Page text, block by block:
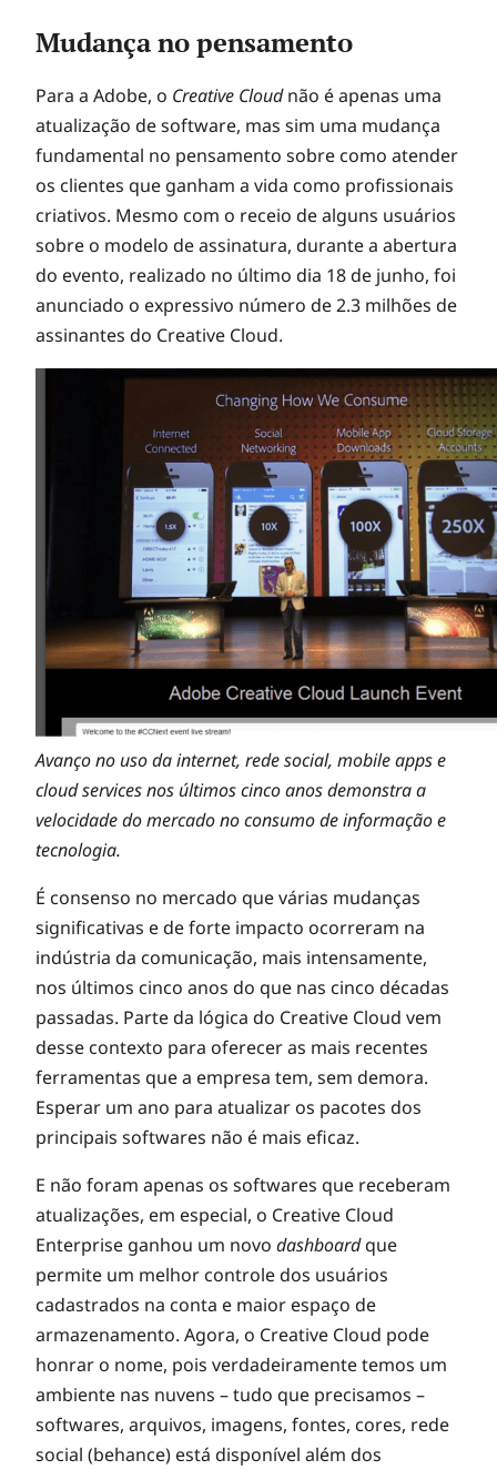
Mudança no pensamento
Para a Adobe, o Creative Cloudnão é apenas uma
atualização de software, mas sim uma mudança
fundamental no pensamento sobre como atender
os clientes que ganham a vida como profissionais
criativos. Mesmo com o receio de alguns usuários
sobre o modelo de assinatura, durante a abertura
do evento, realizado no último dia 18 de junho, foi
anunciado o expressivo número de 2.3 milhões de
assinantes do Creative Cloud.
Avanço no uso da internet, rede social, mobile apps e
cloud services nos últimos cinco anos demonstra a
velocidade do mercado no consumo de informação e
tecnologia.
É consenso no mercado que várias mudanças
significativas e de forte impacto ocorreram na
indústria da comunicação, mais intensamente,
nos últimos cinco anos do que nas cinco décadas
passadas. Parte da lógica do Creative Cloud vem
desse contexto para oferecer as mais recentes
ferramentas que a empresa tem, sem demora.
Esperar um ano para atualizar os pacotes dos
principais softwares não é mais eficaz.
E não foram apenas os softwares que receberam
atualizações, em especial, o Creative Cloud
Enterprise ganhou um novo dashboardque
permite um melhor controle dos usuários
cadastrados na conta e maior espaço de
armazenamento. Agora, o Creative Cloud pode
honrar o nome, pois verdadeiramente temos um
ambiente nas nuvens – tudo que precisamos –
softwares, arquivos, imagens, fontes, cores, rede
social (behance) está disponível além dos